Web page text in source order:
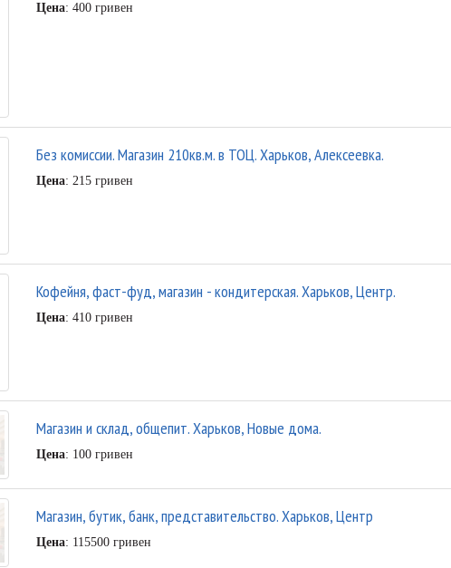
Цена: 400 гривен
Без комиссии. Магазин 210кв.м. в ТОЦ. Харьков, Алексеевка.
Цена: 215 гривен
Кофейня, фаст-фуд, магазин - кондитерская. Харьков, Центр.
Цена: 410 гривен
Магазин и склад, общепит. Харьков, Новые дома.
Цена: 100 гривен
Магазин, бутик, банк, представительство. Харьков, Центр
Цена: 115500 гривен